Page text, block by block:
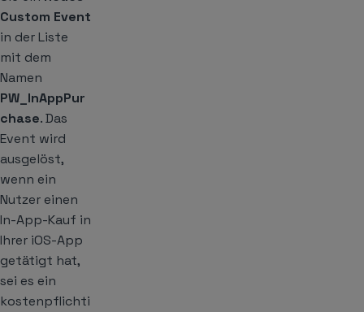
Custom Event
in der Liste
mit dem
Namen
PW_InAppPur
chase. Das
Event wird
ausgelöst,
wenn ein
Nutzer einen
In-App-Kauf in
Ihrer iOS-App
getätigt hat,
sei es ein
kostenpflichti